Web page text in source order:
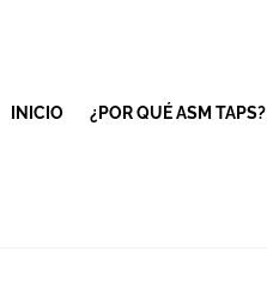
INICIO ¿POR QUÉ ASM TAPS?